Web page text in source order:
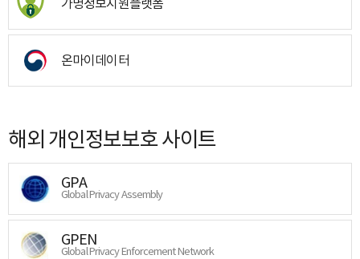
온마이데이터
해외 개인정보보호 사이트
GPA
Global Privacy Assembly
GPEN
Global Privacy Enforcement Network